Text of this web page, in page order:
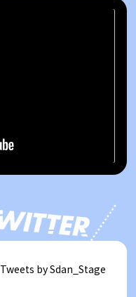
Tweets by Sdan_Stage